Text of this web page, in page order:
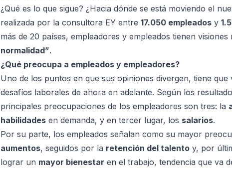
¿Qué es lo que sigue? ¿Hacia dónde se está moviendo el
realizada por la consultora EY entre 17.050 empleados y
más de 20 países, empleadores y empleados tienen
normalidad”.
¿Qué preocupa a empleados y empleadores?
Uno de los puntos en que sus opiniones divergen, tiene
desafíos laborales de ahora en adelante. Según los
principales preocupaciones de los empleadores son tres: la
habilidades en demanda, y en tercer lugar, los salarios.
Por su parte, los empleados señalan como su mayor
aumentos, seguidos por la retención del talento y, por
lograr un mayor bienestar en el trabajo, tendencia que va